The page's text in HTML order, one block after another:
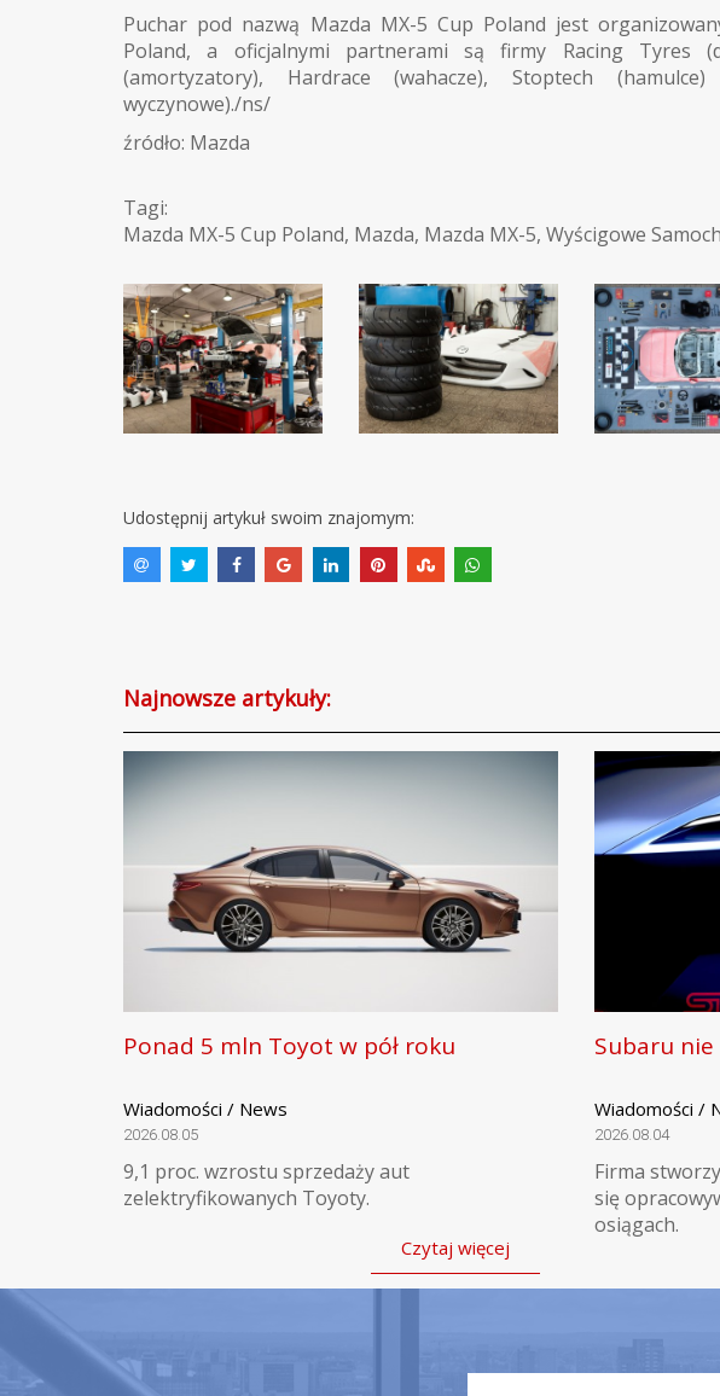
Puchar pod nazwą Mazda MX-5 Cup Poland jest
Poland, a oficjalnymi partnerami są firmy Racing Tyres
(amortyzatory), Hardrace (wahacze), Stoptech
wyczynowe)./ns/
źródło: Mazda
Tagi:
Mazda MX-5 Cup Poland, Mazda, Mazda MX-5, Wyścigowe
Udostępnij artykuł swoim znajomym:
Najnowsze artykuły:
Ponad 5 mln Toyot w pół roku
Wiadomości / News
2026.08.05
9,1 proc. wzrostu sprzedaży aut
zelektryfikowanych Toyoty.
Czytaj więcej
Subaru
Wiadomości /
2026.08.04
Firma
się
osiągach.